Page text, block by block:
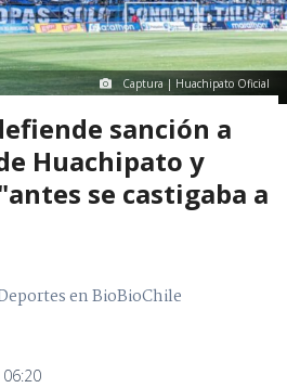
Captura | Huachipato Oficial
sanción a
Huachipato y
se castigaba a
en BioBioChile